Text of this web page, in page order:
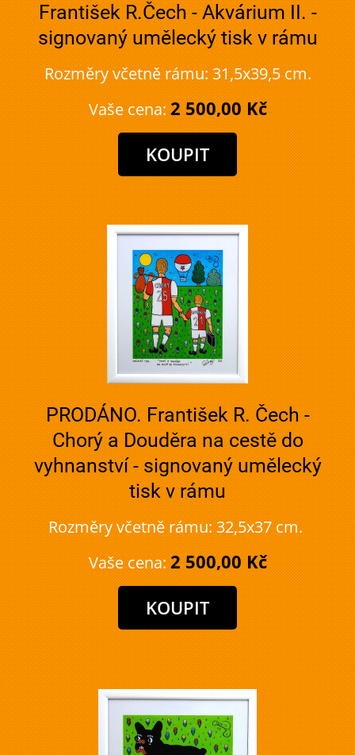
František R.Čech - Akvárium II. -
signovaný umělecký tisk v rámu
Rozměry včetně rámu: 31,5x39,5 cm.
Vaše cena: 2 500,00 Kč
PRODÁNO. František R. Čech -
Chorý a Douděra na cestě do
vyhnanství - signovaný umělecký
tisk v rámu
Rozměry včetně rámu: 32,5x37 cm.
Vaše cena: 2 500,00 Kč